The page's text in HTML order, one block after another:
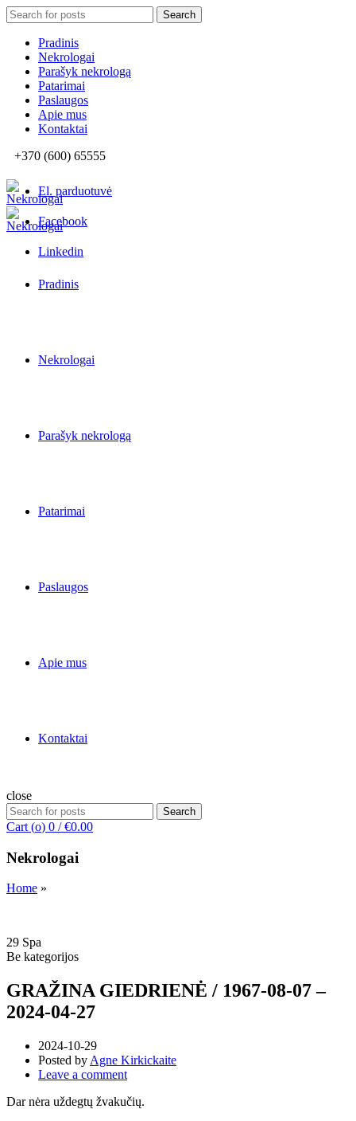
Search
for:
Search
Pradinis
Nekrologai
Parašyk nekrologą
Patarimai
Paslaugos
Apie mus
Kontaktai
+370 (600) 65555
El. parduotuvė
Facebook
Linkedin
Pradinis
Nekrologai
Parašyk nekrologą
Patarimai
Paslaugos
Apie mus
Kontaktai
close
Search
for:
Search
Cart (o) 0 / €0.00
Nekrologai
Home »
29 Spa
Be kategorijos
GRAŽINA GIEDRIENĖ / 1967-08-07 –
2024-04-27
2024-10-29
Posted by Agne Kirkickaite
Leave a comment
Dar nėra uždegtų žvakučių.